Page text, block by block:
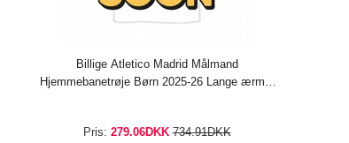
Billige Atletico Madrid Målmand
Hjemmebanetrøje Børn 2025-26 Lange ærmer
Pris: 279.06DKK 734.91DKK